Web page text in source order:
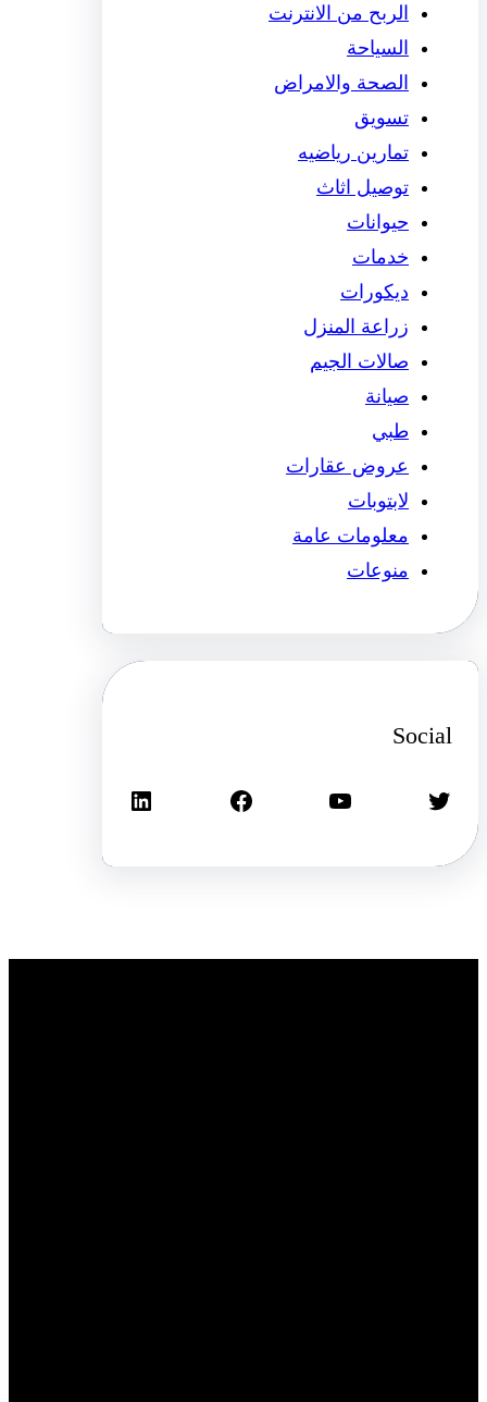
الربح من الانترنت
السياحة
الصحة والامراض
تسويق
تمارين رياضيه
توصيل اثاث
حيوانات
خدمات
ديكورات
زراعة المنزل
صالات الجيم
صيانة
طبي
عروض عقارات
لابتوبات
معلومات عامة
منوعات
Social
تويتر يوتيوب فيسبوك لينكد إن